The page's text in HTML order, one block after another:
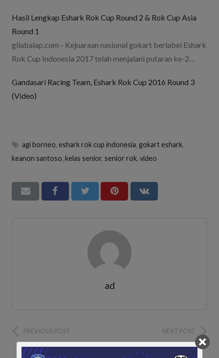
Hasil Lengkap Eshark Rok Cup Round 2 & Rok Cup Asia
Round 1
gilabalap.com - Kejuaraan nasional gokart berlabel Eshark
Rok Cup Indonesia 2017 telah menjalani putaran ke-2…
Gandasari Racing Team, Eshark Rok Cup 2016 Round 3
(Video)
agi borneo, eshark rok cup indonesia, gokart eshark,
keanon santoso, kelas senior, senior rok, video
ad
PREVIOUS POST NEXT POST